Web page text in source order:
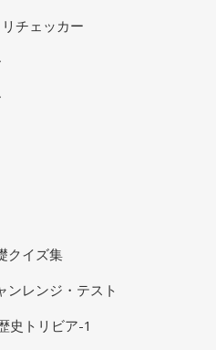
チェッカー
クイズ集
ンレンジ・テスト
史トリビア-1